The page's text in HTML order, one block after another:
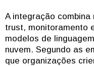
A integração
trust, monitoramento
modelos de
nuvem. Segundo as
que organizações